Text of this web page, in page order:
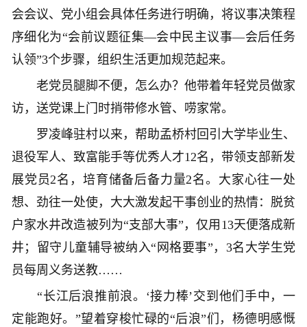
会会议、党小组会具体任务进行明确，将议事决策程
序细化为“会前议题征集—会中民主议事—会后任务
认领”3个步骤，组织生活更加规范起来。
老党员腿脚不便，怎么办？他带着年轻党员做家
访，送党课上门时捎带修水管、唠家常。
罗凌峰驻村以来，帮助孟桥村回引大学毕业生、
退役军人、致富能手等优秀人才12名，带领支部新发
展党员2名，培育储备后备力量2名。大家心往一处
想、劲往一处使，大大激发起干事创业的热情：脱贫
户家水井改造被列为“支部大事”，仅用13天便落成新
井；留守儿童辅导被纳入“网格要事”，3名大学生党
员每周义务送教……
“长江后浪推前浪。‘接力棒’交到他们手中，一
定能跑好。”望着穿梭忙碌的“后浪”们，杨德明感慨